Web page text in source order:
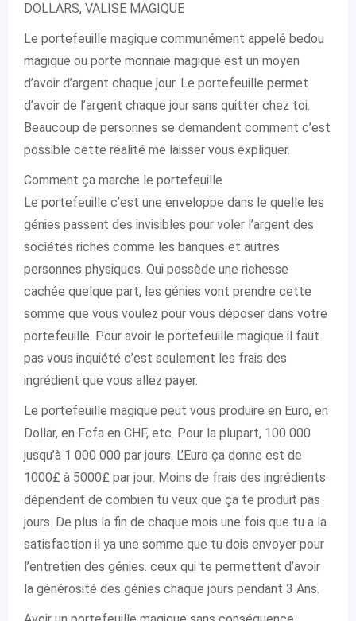
DOLLARS, VALISE MAGIQUE
Le portefeuille magique communément appelé bedou
magique ou porte monnaie magique est un moyen
d’avoir d’argent chaque jour. Le portefeuille permet
d’avoir de l’argent chaque jour sans quitter chez toi.
Beaucoup de personnes se demandent comment c’est
possible cette réalité me laisser vous expliquer.
Comment ça marche le portefeuille
Le portefeuille c’est une enveloppe dans le quelle les
génies passent des invisibles pour voler l’argent des
sociétés riches comme les banques et autres
personnes physiques. Qui possède une richesse
cachée quelque part, les génies vont prendre cette
somme que vous voulez pour vous déposer dans votre
portefeuille. Pour avoir le portefeuille magique il faut
pas vous inquiété c’est seulement les frais des
ingrédient que vous allez payer.
Le portefeuille magique peut vous produire en Euro, en
Dollar, en Fcfa en CHF, etc. Pour la plupart, 100 000
jusqu’à 1 000 000 par jours. L’Euro ça donne est de
1000£ à 5000£ par jour. Moins de frais des ingrédients
dépendent de combien tu veux que ça te produit pas
jours. De plus la fin de chaque mois une fois que tu a la
satisfaction il ya une somme que tu dois envoyer pour
l’entretien des génies. ceux qui te permettent d’avoir
la générosité des génies chaque jours pendant 3 Ans.